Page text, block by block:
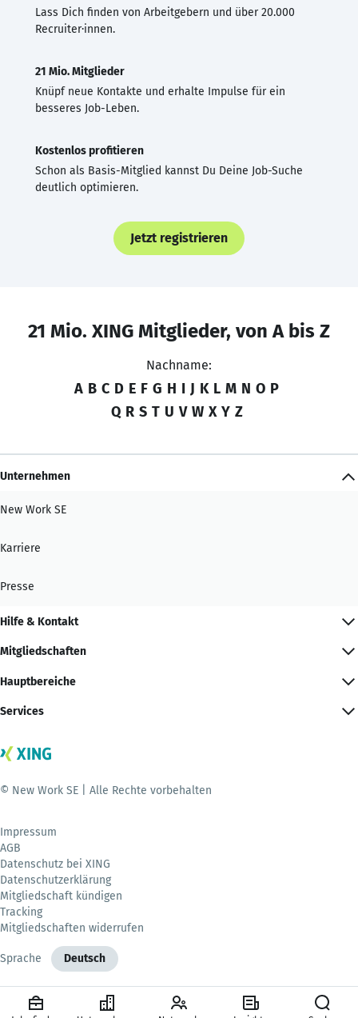
Lass Dich finden von Arbeitgebern und über 20.000
Recruiter·innen.
21 Mio. Mitglieder
Knüpf neue Kontakte und erhalte Impulse für ein
besseres Job-Leben.
Kostenlos profitieren
Schon als Basis-Mitglied kannst Du Deine Job-Suche
deutlich optimieren.
Jetzt registrieren
21 Mio. XING Mitglieder, von A bis Z
Nachname:
A B C D E F G H I J K L M N O P
Q R S T U V W X Y Z
Unternehmen
New Work SE
Karriere
Presse
Hilfe & Kontakt
Mitgliedschaften
Hauptbereiche
Services
© New Work SE | Alle Rechte vorbehalten
Impressum
AGB
Datenschutz bei XING
Datenschutzerklärung
Mitgliedschaft kündigen
Tracking
Mitgliedschaften widerrufen
Sprache Deutsch